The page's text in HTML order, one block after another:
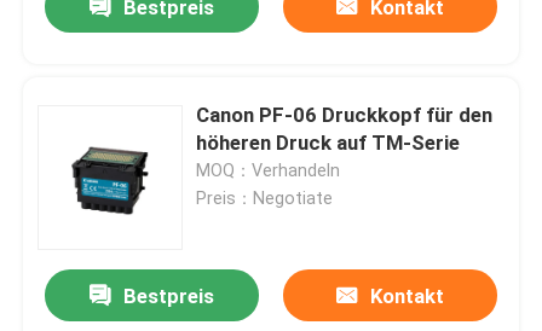
Bestpreis Kontakt
Canon PF-06 Druckkopf für den
höheren Druck auf TM-Serie
MOQ：Verhandeln
Preis：Negotiate
Bestpreis Kontakt